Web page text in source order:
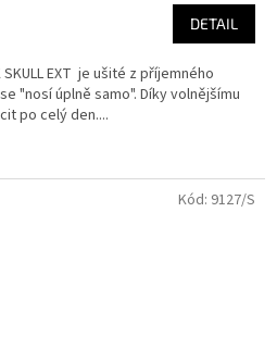
DETAIL
SKULL EXT je ušité z příjemného
"nosí úplně samo". Díky volnějšímu
po celý den....
Kód: 9127/S